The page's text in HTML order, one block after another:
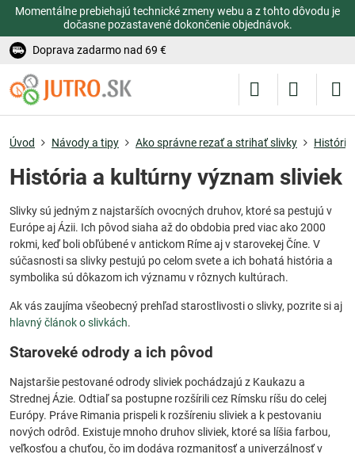
Momentálne prebiehajú technické zmeny webu a z tohto dôvodu je
dočasne pozastavené dokončenie objednávok.
Doprava zadarmo nad 69 €
Úvod Návody a tipy Ako správne rezať a strihať slivky História
História a kultúrny význam sliviek
Slivky sú jedným z najstarších ovocných druhov, ktoré sa pestujú v
Európe aj Ázii. Ich pôvod siaha až do obdobia pred viac ako 2000
rokmi, keď boli obľúbené v antickom Ríme aj v starovekej Číne. V
súčasnosti sa slivky pestujú po celom svete a ich bohatá história a
symbolika sú dôkazom ich významu v rôznych kultúrach.
Ak vás zaujíma všeobecný prehľad starostlivosti o slivky, pozrite si aj
hlavný článok o slivkách.
Staroveké odrody a ich pôvod
Najstaršie pestované odrody sliviek pochádzajú z Kaukazu a
Strednej Ázie. Odtiaľ sa postupne rozšírili cez Rímsku ríšu do celej
Európy. Práve Rimania prispeli k rozšíreniu sliviek a k pestovaniu
nových odrôd. Existuje mnoho druhov sliviek, ktoré sa líšia farbou,
veľkosťou a chuťou, čo im dodáva rozmanitosť a univerzálnosť v